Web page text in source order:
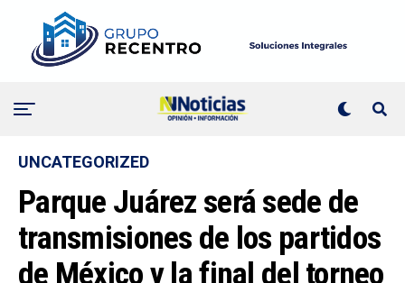
UNCATEGORIZED
Parque Juárez será sede de
transmisiones de los partidos
de México y la final del torneo